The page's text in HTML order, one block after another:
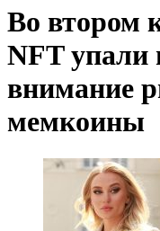
Во втором
NFT упали
внимание
мемкоины